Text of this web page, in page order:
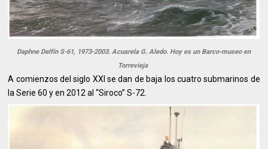
Daphne Delfín S-61, 1973-2003. Acuarela G. Aledo. Hoy es un Barco-museo en
Torrevieja
A comienzos del siglo XXI se dan de baja los cuatro submarinos de
la Serie 60 y en 2012 al “Siroco” S-72.